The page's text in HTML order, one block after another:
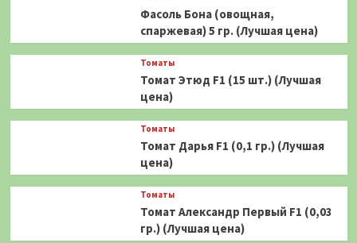
Фасоль Бона (овощная,
спаржевая) 5 гр. (Лучшая цена)
Томаты
Томат Этюд F1 (15 шт.) (Лучшая
цена)
Томаты
Томат Дарья F1 (0,1 гр.) (Лучшая
цена)
Томаты
Томат Александр Первый F1 (0,03
гр.) (Лучшая цена)